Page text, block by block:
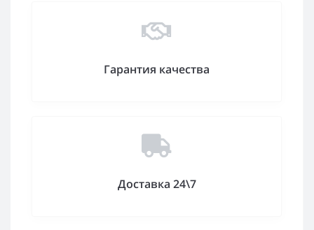
Гарантия качества
Доставка 24\7